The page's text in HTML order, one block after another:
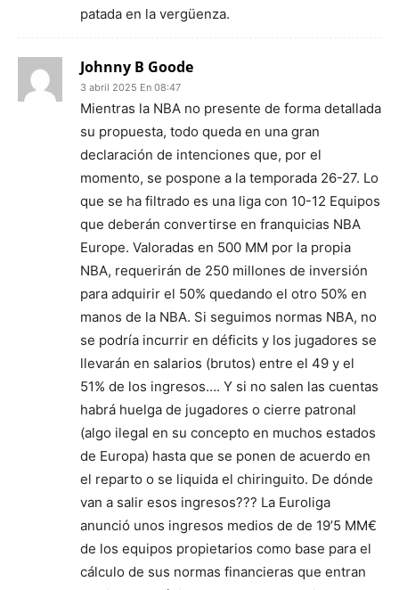
patada en la vergüenza.
Johnny B Goode
3 abril 2025 En 08:47
Mientras la NBA no presente de forma detallada
su propuesta, todo queda en una gran
declaración de intenciones que, por el
momento, se pospone a la temporada 26-27. Lo
que se ha filtrado es una liga con 10-12 Equipos
que deberán convertirse en franquicias NBA
Europe. Valoradas en 500 MM por la propia
NBA, requerirán de 250 millones de inversión
para adquirir el 50% quedando el otro 50% en
manos de la NBA. Si seguimos normas NBA, no
se podría incurrir en déficits y los jugadores se
llevarán en salarios (brutos) entre el 49 y el
51% de los ingresos…. Y si no salen las cuentas
habrá huelga de jugadores o cierre patronal
(algo ilegal en su concepto en muchos estados
de Europa) hasta que se ponen de acuerdo en
el reparto o se liquida el chiringuito. De dónde
van a salir esos ingresos??? La Euroliga
anunció unos ingresos medios de de 19’5 MM€
de los equipos propietarios como base para el
cálculo de sus normas financieras que entran